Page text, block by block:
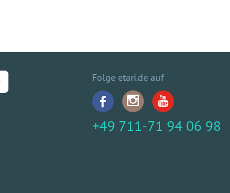
Folge etari.de auf
+49 711-71 94 06 98